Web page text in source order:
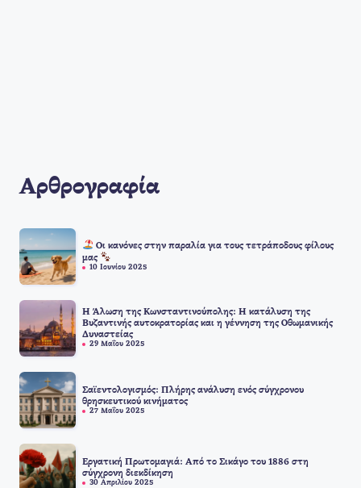
Αρθρογραφία
Οι κανόνες στην παραλία για τους τετράποδους φίλους
μας
10 Ιουνίου 2025
Η Άλωση της Κωνσταντινούπολης: Η κατάλυση της
Βυζαντινής αυτοκρατορίας και η γέννηση της Οθωμανικής
Δυναστείας
29 Μαΐου 2025
Σαϊεντολογισμός: Πλήρης ανάλυση ενός σύγχρονου
θρησκευτικού κινήματος
27 Μαΐου 2025
Εργατική Πρωτομαγιά: Από το Σικάγο του 1886 στη
σύγχρονη διεκδίκηση
30 Απριλίου 2025